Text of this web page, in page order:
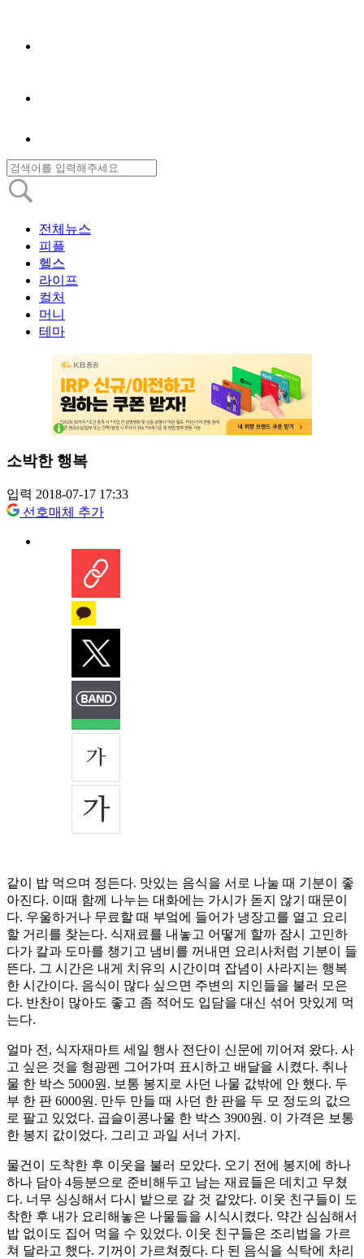
전체뉴스
피플
헬스
라이프
컬처
머니
테마
소박한 행복
입력 2018-07-17 17:33
선호매체 추가
같이 밥 먹으며 정든다. 맛있는 음식을 서로 나눌 때 기분이 좋
아진다. 이때 함께 나누는 대화에는 가시가 돋지 않기 때문이
다. 우울하거나 무료할 때 부엌에 들어가 냉장고를 열고 요리
할 거리를 찾는다. 식재료를 내놓고 어떻게 할까 잠시 고민하
다가 칼과 도마를 챙기고 냄비를 꺼내면 요리사처럼 기분이 들
뜬다. 그 시간은 내게 치유의 시간이며 잡념이 사라지는 행복
한 시간이다. 음식이 많다 싶으면 주변의 지인들을 불러 모은
다. 반찬이 많아도 좋고 좀 적어도 입담을 대신 섞어 맛있게 먹
는다.
얼마 전, 식자재마트 세일 행사 전단이 신문에 끼어져 왔다. 사
고 싶은 것을 형광펜 그어가며 표시하고 배달을 시켰다. 취나
물 한 박스 5000원. 보통 봉지로 사던 나물 값밖에 안 했다. 두
부 한 판 6000원. 만두 만들 때 사던 한 판을 두 모 정도의 값으
로 팔고 있었다. 곱슬이콩나물 한 박스 3900원. 이 가격은 보통
한 봉지 값이었다. 그리고 과일 서너 가지.
물건이 도착한 후 이웃을 불러 모았다. 오기 전에 봉지에 하나
하나 담아 4등분으로 준비해두고 남는 재료들은 데치고 무쳤
다. 너무 싱싱해서 다시 밭으로 갈 것 같았다. 이웃 친구들이 도
착한 후 내가 요리해놓은 나물들을 시식시켰다. 약간 심심해서
밥 없이도 집어 먹을 수 있었다. 이웃 친구들은 조리법을 가르
쳐 달라고 했다. 기꺼이 가르쳐줬다. 다 된 음식을 식탁에 차리